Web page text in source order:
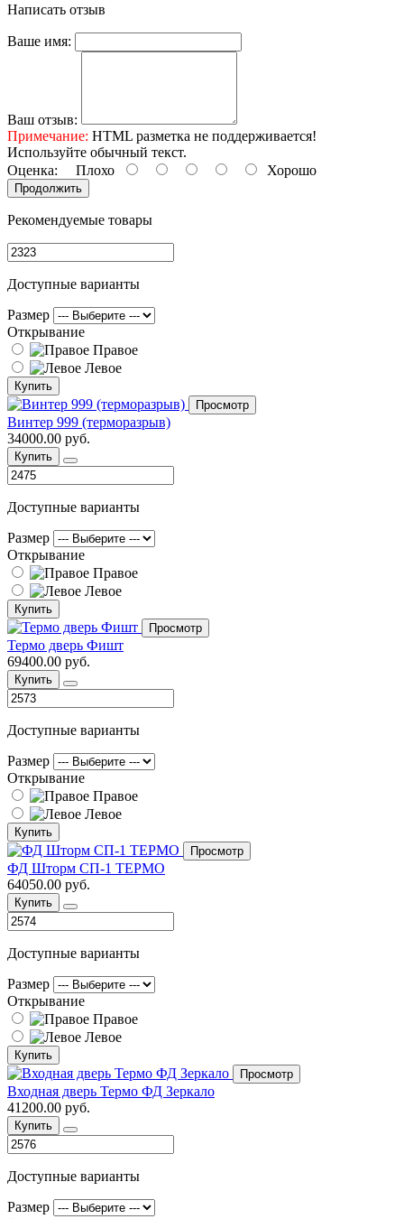
Написать отзыв
Ваше имя:
Ваш отзыв:
Примечание: HTML разметка не поддерживается!
Используйте обычный текст.
Оценка: Плохо Хорошо
Продолжить
Рекомендуемые товары
Доступные варианты
Размер
Открывание
Правое
Левое
Купить
Просмотр
Винтер 999 (терморазрыв)
34000.00 руб.
Купить
Доступные варианты
Размер
Открывание
Правое
Левое
Купить
Просмотр
Термо дверь Фишт
69400.00 руб.
Купить
Доступные варианты
Размер
Открывание
Правое
Левое
Купить
Просмотр
ФД Шторм СП-1 ТЕРМО
64050.00 руб.
Купить
Доступные варианты
Размер
Открывание
Правое
Левое
Купить
Просмотр
Входная дверь Термо ФД Зеркало
41200.00 руб.
Купить
Доступные варианты
Размер